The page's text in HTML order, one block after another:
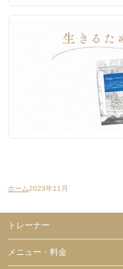
ホーム2023年11月
トレーナー
メニュー・料金